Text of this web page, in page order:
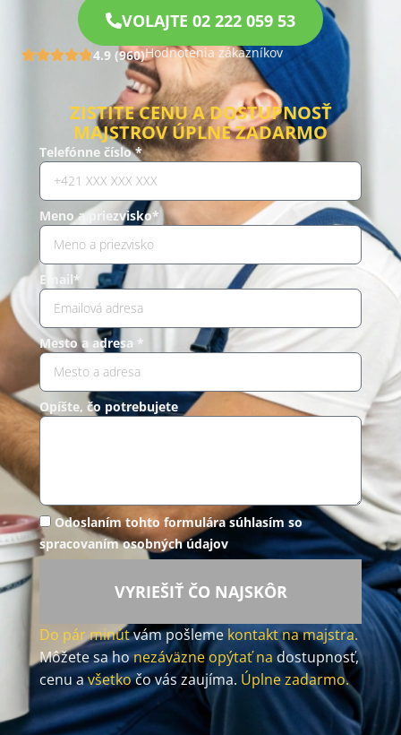
VOLAJTE 02 222 059 53
4.9 (960)Hodnotenia zákazníkov
ZISTITE CENU A DOSTUPNOSŤ
MAJSTROV ÚPLNE ZADARMO
Telefónne číslo *
Meno a priezvisko*
Email*
Mesto a adresa *
Opíšte, čo potrebujete
Odoslaním tohto formulára súhlasím so
spracovaním osobných údajov
VYRIEŠIŤ ČO NAJSKÔR
Do pár minútvám pošleme kontakt na majstra.
Môžete sa honezáväzne opýtať na dostupnosť,
cenu avšetkočo vás zaujíma. Úplne zadarmo.